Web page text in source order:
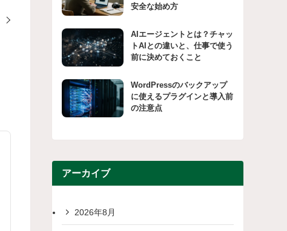
安全な始め方
AIエージェントとは？チャッ
トAIとの違いと、仕事で使う
前に決めておくこと
WordPressのバックアップ
に使えるプラグインと導入前
の注意点
アーカイブ
2026年8月